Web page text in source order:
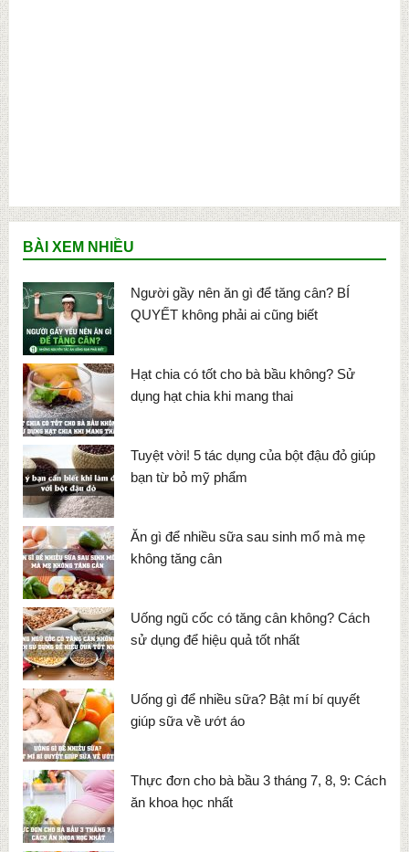
BÀI XEM NHIỀU
Người gầy nên ăn gì để tăng cân? BÍ
QUYẾT không phải ai cũng biết
Hạt chia có tốt cho bà bầu không? Sử
dụng hạt chia khi mang thai
Tuyệt vời! 5 tác dụng của bột đậu đỏ giúp
bạn từ bỏ mỹ phẩm
Ăn gì để nhiều sữa sau sinh mổ mà mẹ
không tăng cân
Uống ngũ cốc có tăng cân không? Cách
sử dụng để hiệu quả tốt nhất
Uống gì để nhiều sữa? Bật mí bí quyết
giúp sữa về ướt áo
Thực đơn cho bà bầu 3 tháng 7, 8, 9: Cách
ăn khoa học nhất